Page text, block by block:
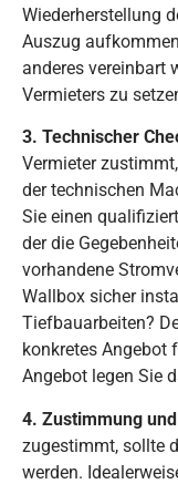
Wiederherstellung
Auszug
anderes vereinbart
Vermieters zu
3. Technischer
Vermieter
der technischen
Sie einen
der die
vorhandene
Wallbox sicher
Tiefbauarbeiten?
konkretes Angebot
Angebot legen Sie
4. Zustimmung
zugestimmt, sollte
werden.